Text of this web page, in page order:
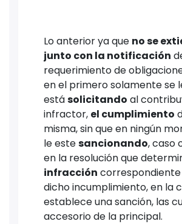
Lo anterior ya que no se
junto con la notificación
requerimiento de
en el primero solamente se
estásolicitando al
infractor, el cumplimiento
misma, sin que en ningún
le estesancionando, caso
en la resolución que
infracción
dicho incumplimiento, en la
establece una sanción, las
accesorio de la principal.